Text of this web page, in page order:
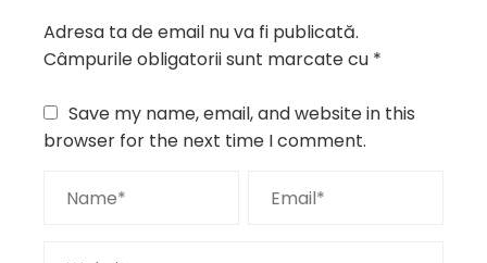
Adresa ta de email nu va fi publicată.
Câmpurile obligatorii sunt marcate cu *
Save my name, email, and website in this
browser for the next time I comment.